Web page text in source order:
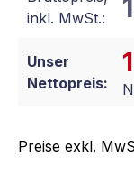
inkl. MwSt.:
Unser
Nettopreis:
Preise exkl.